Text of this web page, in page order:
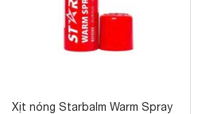
Xịt nóng Starbalm Warm Spray